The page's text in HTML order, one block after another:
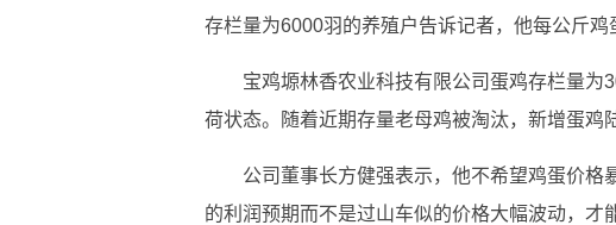
存栏量为6000羽的养殖户告诉记者，他每公斤鸡
宝鸡塬林香农业科技有限公司蛋鸡存栏量为
荷状态。随着近期存量老母鸡被淘汰，新增蛋鸡
公司董事长方健强表示，他不希望鸡蛋价格
的利润预期而不是过山车似的价格大幅波动，才